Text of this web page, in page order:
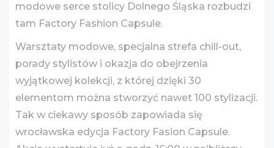
modowe serce stolicy Dolnego Śląska rozbudzi
tam Factory Fashion Capsule.
Warsztaty modowe, specjalna strefa chill-out,
porady stylistów i okazja do obejrzenia
wyjątkowej kolekcji, z której dzięki 30
elementom można stworzyć nawet 100 stylizacji.
Tak w ciekawy sposób zapowiada się
wrocławska edycja Factory Fasion Capsule.